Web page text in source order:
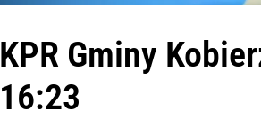
KPR Gminy
16:23